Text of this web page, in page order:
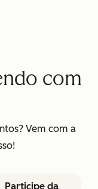
com
Vem com a
Participe da